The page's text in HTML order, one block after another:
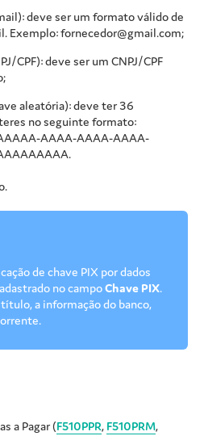
deve ser um formato válido de
Exemplo: fornecedor@gmail.com;
CPF): deve ser um CNPJ/CPF
aleatória): deve ter 36
no seguinte formato:
AAAA-AAAA-AAAA-
de chave PIX por dados
no campoChave PIX.
a informação do banco,
a Pagar (F510PPR, F510PRM,